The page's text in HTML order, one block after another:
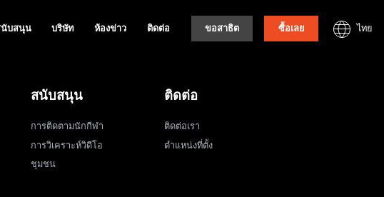
บสนุน บริษัท ห้องข่าว ติดต่อ ขอสาธิต ซื้อเลย ไทย
สนับสนุน
การติดตามนักกีฬา
การวิเคราะห์วิดีโอ
ชุมชน
ติดต่อ
ติดต่อเรา
ตำแหน่งที่ตั้ง